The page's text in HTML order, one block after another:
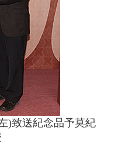
)致送紀念品予莫紀